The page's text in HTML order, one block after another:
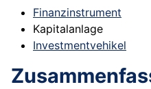
Finanzinstrument
Kapitalanlage
Investmentvehikel